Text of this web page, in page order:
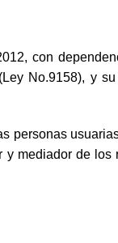
con
No.9158), y
personas
mediador de los